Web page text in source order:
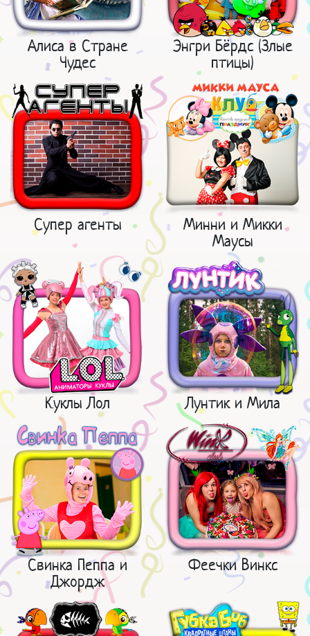
Алиса в Стране
Чудес
Энгри Бёрдс (Злые
птицы)
Супер агенты
Минни и Микки
Маусы
Куклы Лол Лунтик и Мила
Свинка Пеппа и
Джордж
Феечки Винкс